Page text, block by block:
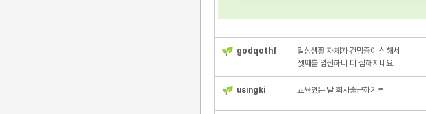
godqothf
일상생활 자체가 건망증이 심해서
셋째를 임신하니 더 심해지네요.
usingki 교육있는 날 회사출근하기ㅋ